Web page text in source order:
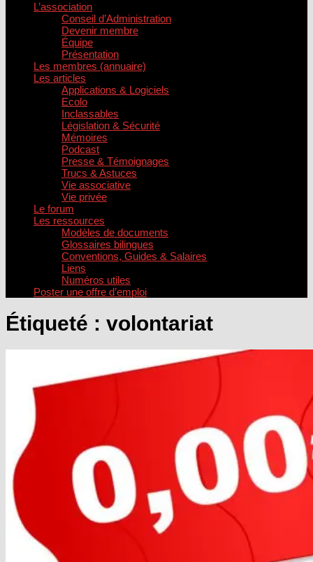
L’association
Conseil d’Administration
Devenir membre
Équipe
Présentation
Les membres (annuaire)
Les articles
Applications & Logiciels
Ecolo
Inclassables
Législation & Sécurité
Mémoires
Podcast
Presse & Témoignages
Trucs & Astuces
Vie associative
Vie privée
Le forum
Les ressources
Modèles de documents
Glossaires bilingues
Conventions, Guides & Salaires
Liens
Numéros utiles
Poster une offre d’emploi
Étiqueté : volontariat